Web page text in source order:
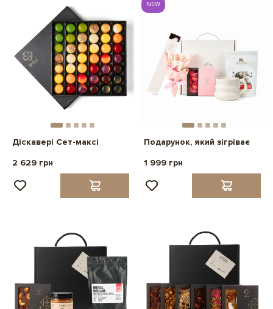
Діскавері Сет-максі
2 629 грн
NEW
Подарунок, який зігріває
1 999 грн